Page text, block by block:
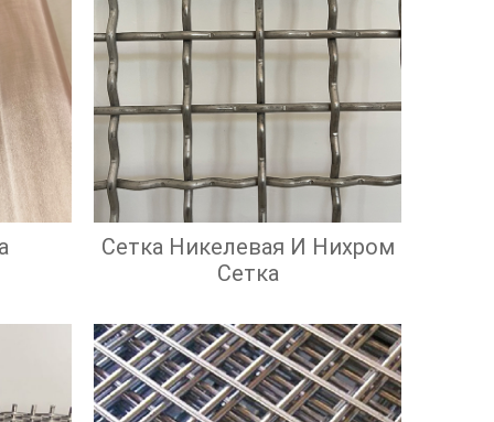
Сетка Никелевая И Нихром
Сетка